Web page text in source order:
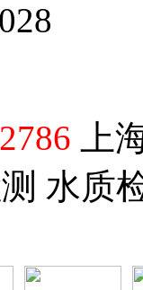
上
水质